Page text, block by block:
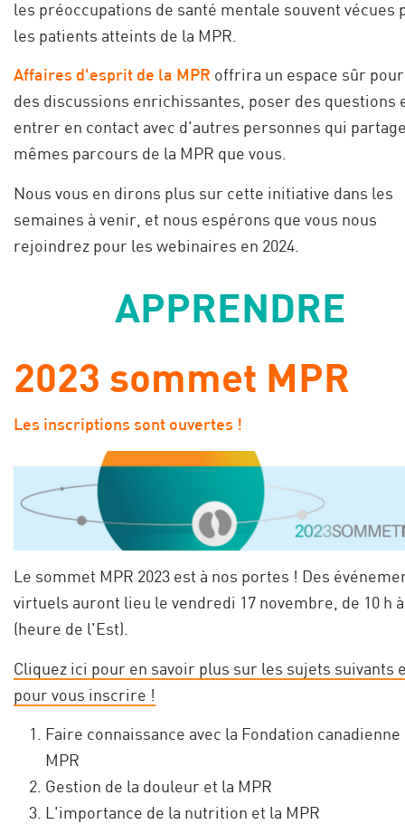
les préoccupations de santé mentale souvent vécues
les patients atteints de la MPR.
Affaires d'esprit de la MPR offrira un espace sûr
des discussions enrichissantes, poser des questions
entrer en contact avec d'autres personnes qui
mêmes parcours de la MPR que vous.
Nous vous en dirons plus sur cette initiative dans les
semaines à venir, et nous espérons que vous nous
rejoindrez pour les webinaires en 2024.
APPRENDRE
2023 sommet MPR
Les inscriptions sont ouvertes !
Le sommet MPR 2023 est à nos portes ! Des
virtuels auront lieu le vendredi 17 novembre, de 10 h à
(heure de l'Est).
Cliquez ici pour en savoir plus sur les sujets suivants
pour vous inscrire !
Faire connaissance avec la Fondation canadienne
MPR
Gestion de la douleur et la MPR
L'importance de la nutrition et la MPR